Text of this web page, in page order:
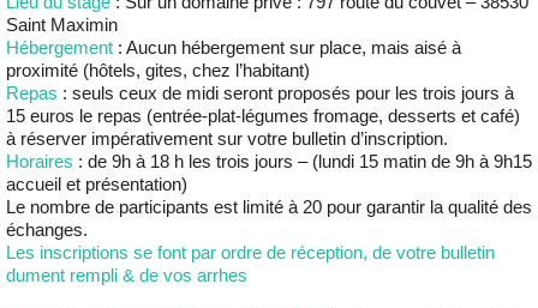
Saint Maximin
Hébergement : Aucun hébergement sur place, mais aisé à
proximité (hôtels, gites, chez l’habitant)
Repas : seuls ceux de midi seront proposés pour les trois jours à
15 euros le repas (entrée-plat-légumes fromage, desserts et café)
à réserver impérativement sur votre bulletin d’inscription.
Horaires : de 9h à 18 h les trois jours – (lundi 15 matin de 9h à 9h15
accueil et présentation)
Le nombre de participants est limité à 20 pour garantir la qualité des
échanges.
Les inscriptions se font par ordre de réception, de votre bulletin
dument rempli & de vos arrhes